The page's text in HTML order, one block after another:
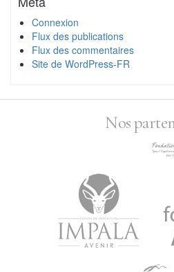
Connexion
Flux des publications
Flux des commentaires
Site de WordPress-FR
Nos